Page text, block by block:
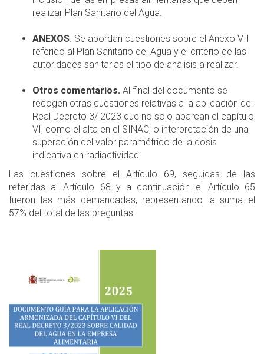
realizar Plan Sanitario del Agua.
ANEXOS . Se abordan cuestiones sobre el Anexo VII
referido al Plan Sanitario del Agua y el criterio de las
autoridades sanitarias el tipo de análisis a realizar.
Otros comentarios. Al final del documento se
recogen otras cuestiones relativas a la aplicación del
Real Decreto 3/ 2023 que no solo abarcan el capítulo
VI, como el alta en el SINAC, o interpretación de una
superación del valor paramétrico de la dosis
indicativa en radiactividad.
Las cuestiones sobre el Artículo 69, seguidas de las
referidas al Artículo 68 y a continuación el Artículo 65
fueron las más demandadas, representando la suma el
57% del total de las preguntas.